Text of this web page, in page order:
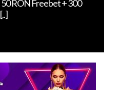
RON Freebet + 300